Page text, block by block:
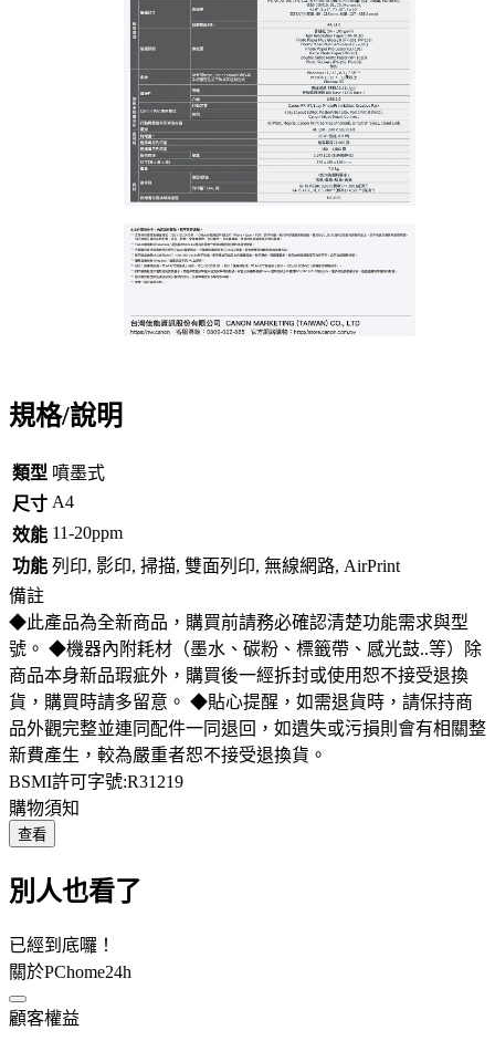
規格/說明
類型 噴墨式
尺寸 A4
效能 11-20ppm
功能 列印, 影印, 掃描, 雙面列印, 無線網路, AirPrint
備註
◆此產品為全新商品，購買前請務必確認清楚功能需求與型
號。 ◆機器內附耗材（墨水、碳粉、標籤帶、感光鼓..等）除
商品本身新品瑕疵外，購買後一經拆封或使用恕不接受退換
貨，購買時請多留意。 ◆貼心提醒，如需退貨時，請保持商
品外觀完整並連同配件一同退回，如遺失或污損則會有相關整
新費產生，較為嚴重者恕不接受退換貨。
BSMI許可字號:R31219
購物須知
查看
別人也看了
已經到底囉！
關於PChome24h
顧客權益